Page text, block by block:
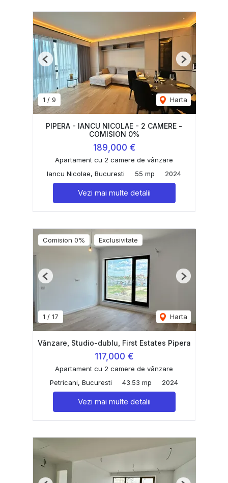
1 / 9 Harta
Previous Next
PIPERA - IANCU NICOLAE - 2 CAMERE -
COMISION 0%
189,000 €
Apartament cu 2 camere de vânzare
Iancu Nicolae, Bucuresti
55 mp 2024
Vezi mai multe detalii
Comision 0% Exclusivitate
1 / 17 Harta
Previous Next
Vânzare, Studio-dublu, First Estates Pipera
117,000 €
Apartament cu 2 camere de vânzare
Petricani, Bucuresti
43.53 mp 2024
Vezi mai multe detalii